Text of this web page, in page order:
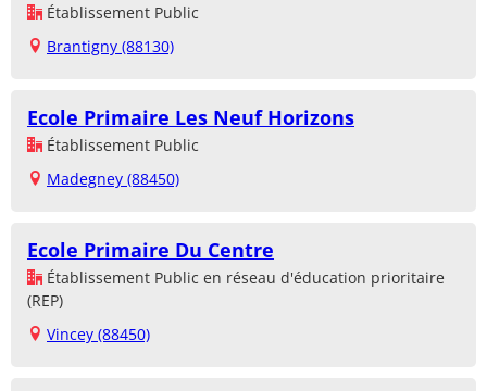
Établissement Public
Brantigny (88130)
Ecole Primaire Les Neuf Horizons
Établissement Public
Madegney (88450)
Ecole Primaire Du Centre
Établissement Public en réseau d'éducation prioritaire
(REP)
Vincey (88450)